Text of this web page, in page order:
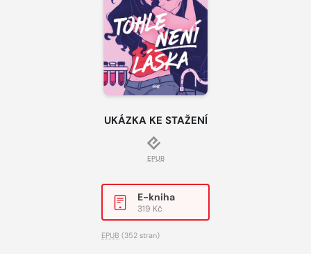
UKÁZKA KE STAŽENÍ
EPUB
E-kniha
319 Kč
EPUB (352 stran)